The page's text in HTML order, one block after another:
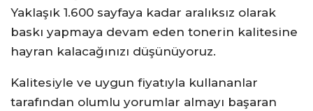
Yaklaşık 1.600 sayfaya kadar aralıksız olarak
baskı yapmaya devam eden tonerin kalitesine
hayran kalacağınızı düşünüyoruz.
Kalitesiyle ve uygun fiyatıyla kullananlar
tarafından olumlu yorumlar almayı başaran